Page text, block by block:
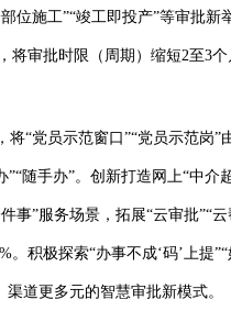
位施工”“竣工即投产”等审批新
将审批时限（周期）缩短2至3个
“党员示范窗口”“党员示范岗”
随手办”。创新打造网上“中介
事”服务场景，拓展“云审批”“云
积极探索“办事不成‘码’上提
道更多元的智慧审批新模式。